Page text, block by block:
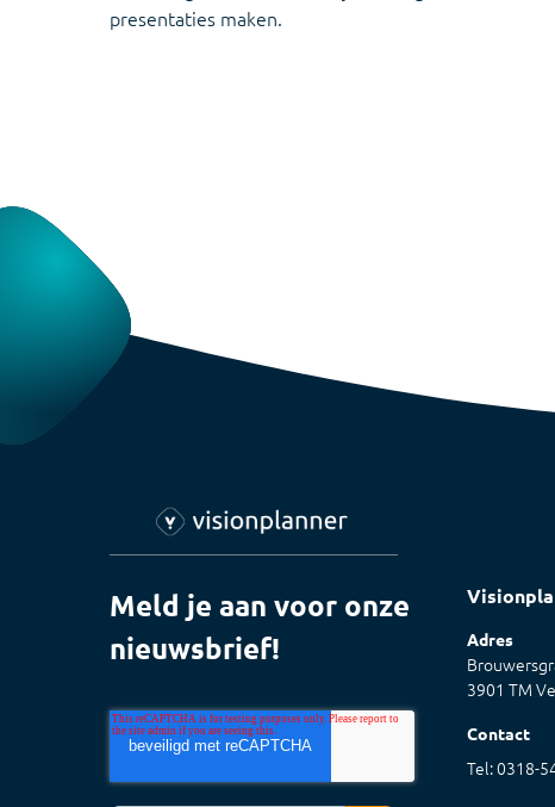
presentaties maken.
Meld je aan voor onze
nieuwsbrief!
Adres
3901 TM
Contact
Tel: 0318-